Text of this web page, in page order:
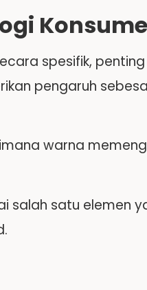
spesifik,
pengaruh
warna
salah satu elemen